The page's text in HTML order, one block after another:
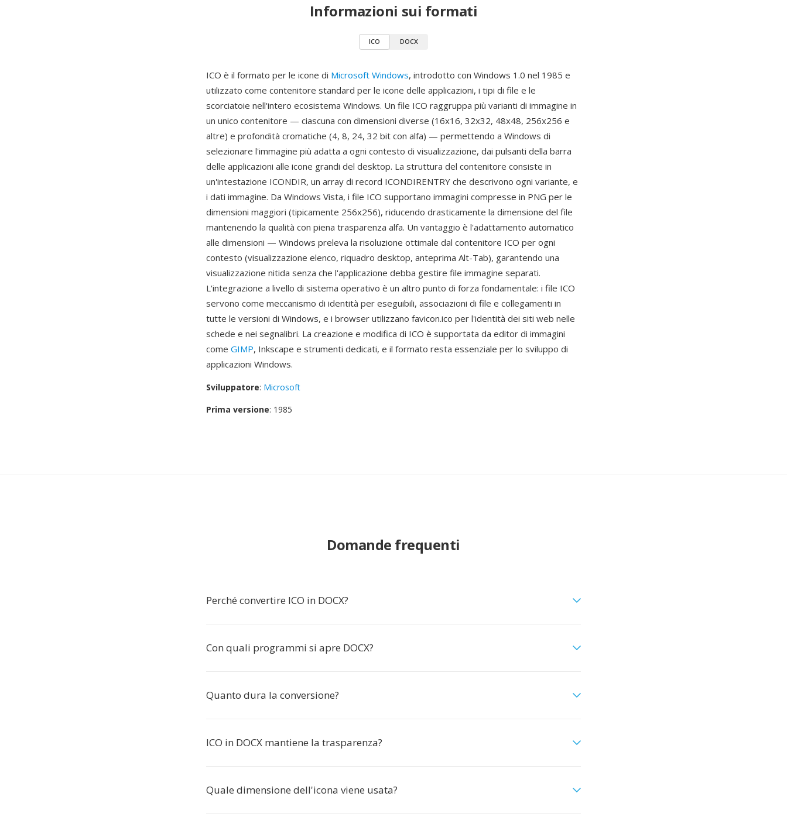
Informazioni sui formati
ICO DOCX
ICO è il formato per le icone di Microsoft Windows, introdotto con Windows 1.0 nel 1985 e
utilizzato come contenitore standard per le icone delle applicazioni, i tipi di file e le
scorciatoie nell'intero ecosistema Windows. Un file ICO raggruppa più varianti di immagine in
un unico contenitore — ciascuna con dimensioni diverse (16x16, 32x32, 48x48, 256x256 e
altre) e profondità cromatiche (4, 8, 24, 32 bit con alfa) — permettendo a Windows di
selezionare l'immagine più adatta a ogni contesto di visualizzazione, dai pulsanti della barra
delle applicazioni alle icone grandi del desktop. La struttura del contenitore consiste in
un'intestazione ICONDIR, un array di record ICONDIRENTRY che descrivono ogni variante, e
i dati immagine. Da Windows Vista, i file ICO supportano immagini compresse in PNG per le
dimensioni maggiori (tipicamente 256x256), riducendo drasticamente la dimensione del file
mantenendo la qualità con piena trasparenza alfa. Un vantaggio è l'adattamento automatico
alle dimensioni — Windows preleva la risoluzione ottimale dal contenitore ICO per ogni
contesto (visualizzazione elenco, riquadro desktop, anteprima Alt-Tab), garantendo una
visualizzazione nitida senza che l'applicazione debba gestire file immagine separati.
L'integrazione a livello di sistema operativo è un altro punto di forza fondamentale: i file ICO
servono come meccanismo di identità per eseguibili, associazioni di file e collegamenti in
tutte le versioni di Windows, e i browser utilizzano favicon.ico per l'identità dei siti web nelle
schede e nei segnalibri. La creazione e modifica di ICO è supportata da editor di immagini
come GIMP, Inkscape e strumenti dedicati, e il formato resta essenziale per lo sviluppo di
applicazioni Windows.
Sviluppatore: Microsoft
Prima versione: 1985
Domande frequenti
Perché convertire ICO in DOCX?
Con quali programmi si apre DOCX?
Quanto dura la conversione?
ICO in DOCX mantiene la trasparenza?
Quale dimensione dell'icona viene usata?